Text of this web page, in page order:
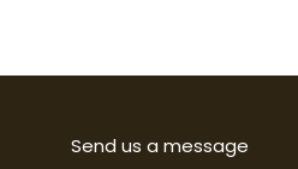
Send us a message